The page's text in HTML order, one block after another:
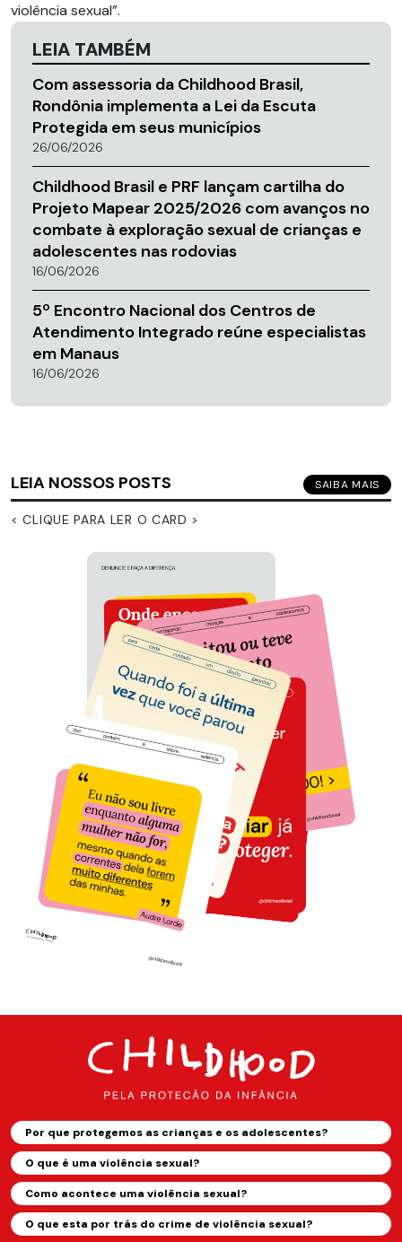
violência sexual”.
LEIA TAMBÉM
Com assessoria da Childhood Brasil,
Rondônia implementa a Lei da Escuta
Protegida em seus municípios
26/06/2026
Childhood Brasil e PRF lançam cartilha do
Projeto Mapear 2025/2026 com avanços no
combate à exploração sexual de crianças e
adolescentes nas rodovias
16/06/2026
5º Encontro Nacional dos Centros de
Atendimento Integrado reúne especialistas
em Manaus
16/06/2026
LEIA NOSSOS POSTS SAIBA MAIS
< CLIQUE PARA LER O CARD >
Por que protegemos as crianças e os adolescentes?
O que é uma violência sexual?
Como acontece uma violência sexual?
O que esta por trás do crime de violência sexual?